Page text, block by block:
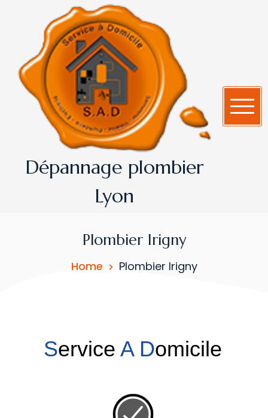
Dépannage plombier
Lyon
Plombier Irigny
Home Plombier Irigny
Service A Domicile